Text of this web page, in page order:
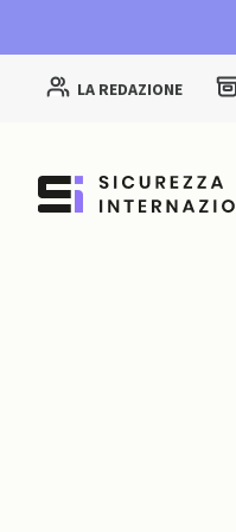
LA REDAZIONE